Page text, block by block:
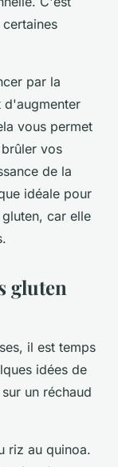
par la
d'augmenter
vous permet
vos
de la
idéale pour
car elle
gluten
il est temps
idées de
un réchaud
riz au quinoa.